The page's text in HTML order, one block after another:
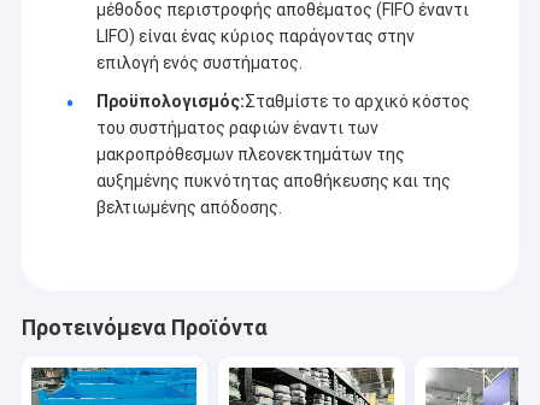
μέθοδος περιστροφής αποθέματος (FIFO έναντι
LIFO) είναι ένας κύριος παράγοντας στην
επιλογή ενός συστήματος.
Προϋπολογισμός:Σταθμίστε το αρχικό κόστος
του συστήματος ραφιών έναντι των
μακροπρόθεσμων πλεονεκτημάτων της
αυξημένης πυκνότητας αποθήκευσης και της
βελτιωμένης απόδοσης.
Προτεινόμενα Προϊόντα